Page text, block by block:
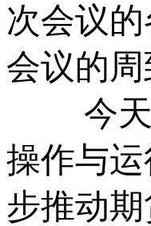
次会议
会议的
今天上
操作与
步推动